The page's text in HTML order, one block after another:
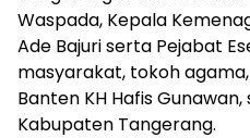
Waspada, Kepala
Ade Bajuri serta Pejabat
masyarakat, tokoh
Banten KH Hafis
Kabupaten Tangerang.